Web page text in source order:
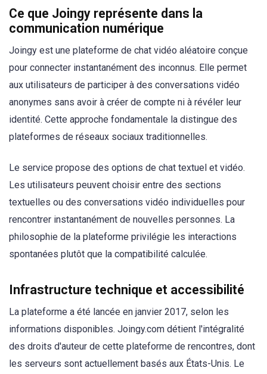
Ce que Joingy représente dans la
communication numérique
Joingy est une plateforme de chat vidéo aléatoire conçue
pour connecter instantanément des inconnus. Elle permet
aux utilisateurs de participer à des conversations vidéo
anonymes sans avoir à créer de compte ni à révéler leur
identité. Cette approche fondamentale la distingue des
plateformes de réseaux sociaux traditionnelles.
Le service propose des options de chat textuel et vidéo.
Les utilisateurs peuvent choisir entre des sections
textuelles ou des conversations vidéo individuelles pour
rencontrer instantanément de nouvelles personnes. La
philosophie de la plateforme privilégie les interactions
spontanées plutôt que la compatibilité calculée.
Infrastructure technique et accessibilité
La plateforme a été lancée en janvier 2017, selon les
informations disponibles. Joingy.com détient l'intégralité
des droits d'auteur de cette plateforme de rencontres, dont
les serveurs sont actuellement basés aux États-Unis. Le